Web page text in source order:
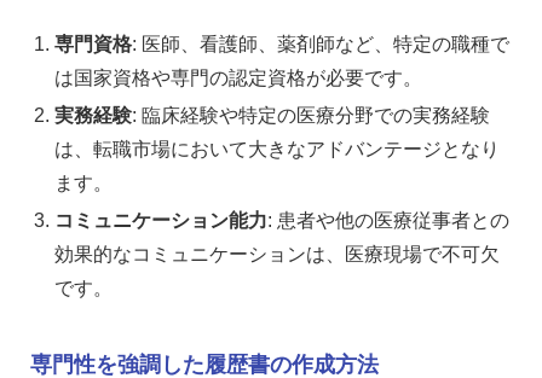
専門資格: 医師、看護師、薬剤師など、特定の職種で
は国家資格や専門の認定資格が必要です。
実務経験: 臨床経験や特定の医療分野での実務経験
は、転職市場において大きなアドバンテージとなり
ます。
コミュニケーション能力: 患者や他の医療従事者との
効果的なコミュニケーションは、医療現場で不可欠
です。
専門性を強調した履歴書の作成方法